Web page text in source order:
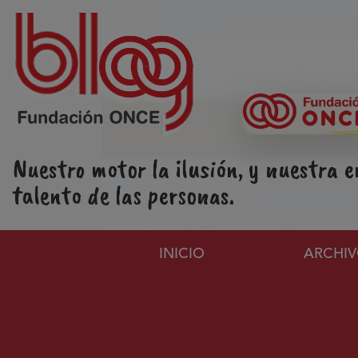
Pasar al contenido principal
Nuestro motor la ilusión, y nuestra
talento de las personas.
Navegación
INICIO